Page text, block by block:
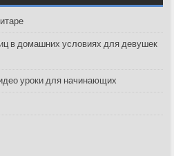
в домашних условиях для девушек
уроки для начинающих